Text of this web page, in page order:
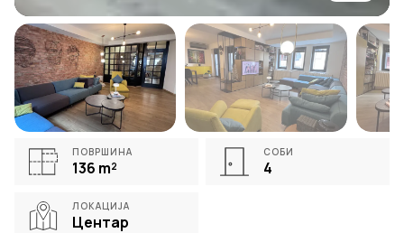
ПОВРШИНА
136 m²
СОБИ
4
ЛОКАЦИЈА
Центар